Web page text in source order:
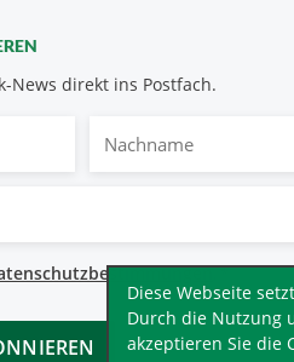
Diese Webseite
Durch die Nutzung
akzeptieren Sie die
News direkt ins Postfach.
.*